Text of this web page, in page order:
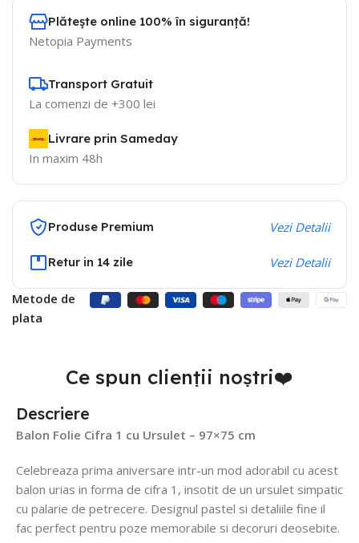
Plătește online 100% în siguranță!
Netopia Payments
Transport Gratuit
La comenzi de +300 lei
Livrare prin Sameday
In maxim 48h
Produse Premium Vezi Detalii
Retur in 14 zile Vezi Detalii
Metode de
plata
Ce spun clienții noștri❤️
Descriere
Balon Folie Cifra 1 cu Ursulet – 97×75 cm
Celebreaza prima aniversare intr-un mod adorabil cu acest
balon urias in forma de cifra 1, insotit de un ursulet simpatic
cu palarie de petrecere. Designul pastel si detaliile fine il
fac perfect pentru poze memorabile si decoruri deosebite.